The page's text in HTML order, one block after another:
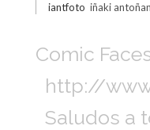
iantfoto iñaki
Comic
http://
Saludos a